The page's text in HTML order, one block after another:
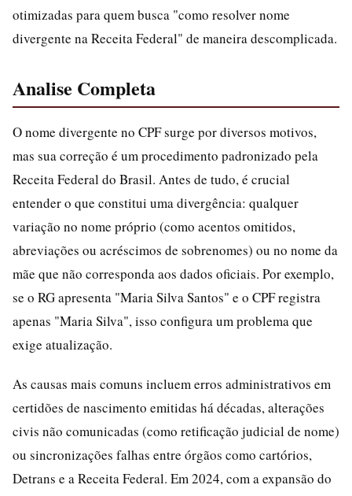
otimizadas para quem busca "como resolver nome
divergente na Receita Federal" de maneira descomplicada.
Analise Completa
O nome divergente no CPF surge por diversos motivos,
mas sua correção é um procedimento padronizado pela
Receita Federal do Brasil. Antes de tudo, é crucial
entender o que constitui uma divergência: qualquer
variação no nome próprio (como acentos omitidos,
abreviações ou acréscimos de sobrenomes) ou no nome da
mãe que não corresponda aos dados oficiais. Por exemplo,
se o RG apresenta "Maria Silva Santos" e o CPF registra
apenas "Maria Silva", isso configura um problema que
exige atualização.
As causas mais comuns incluem erros administrativos em
certidões de nascimento emitidas há décadas, alterações
civis não comunicadas (como retificação judicial de nome)
ou sincronizações falhas entre órgãos como cartórios,
Detrans e a Receita Federal. Em 2024, com a expansão do